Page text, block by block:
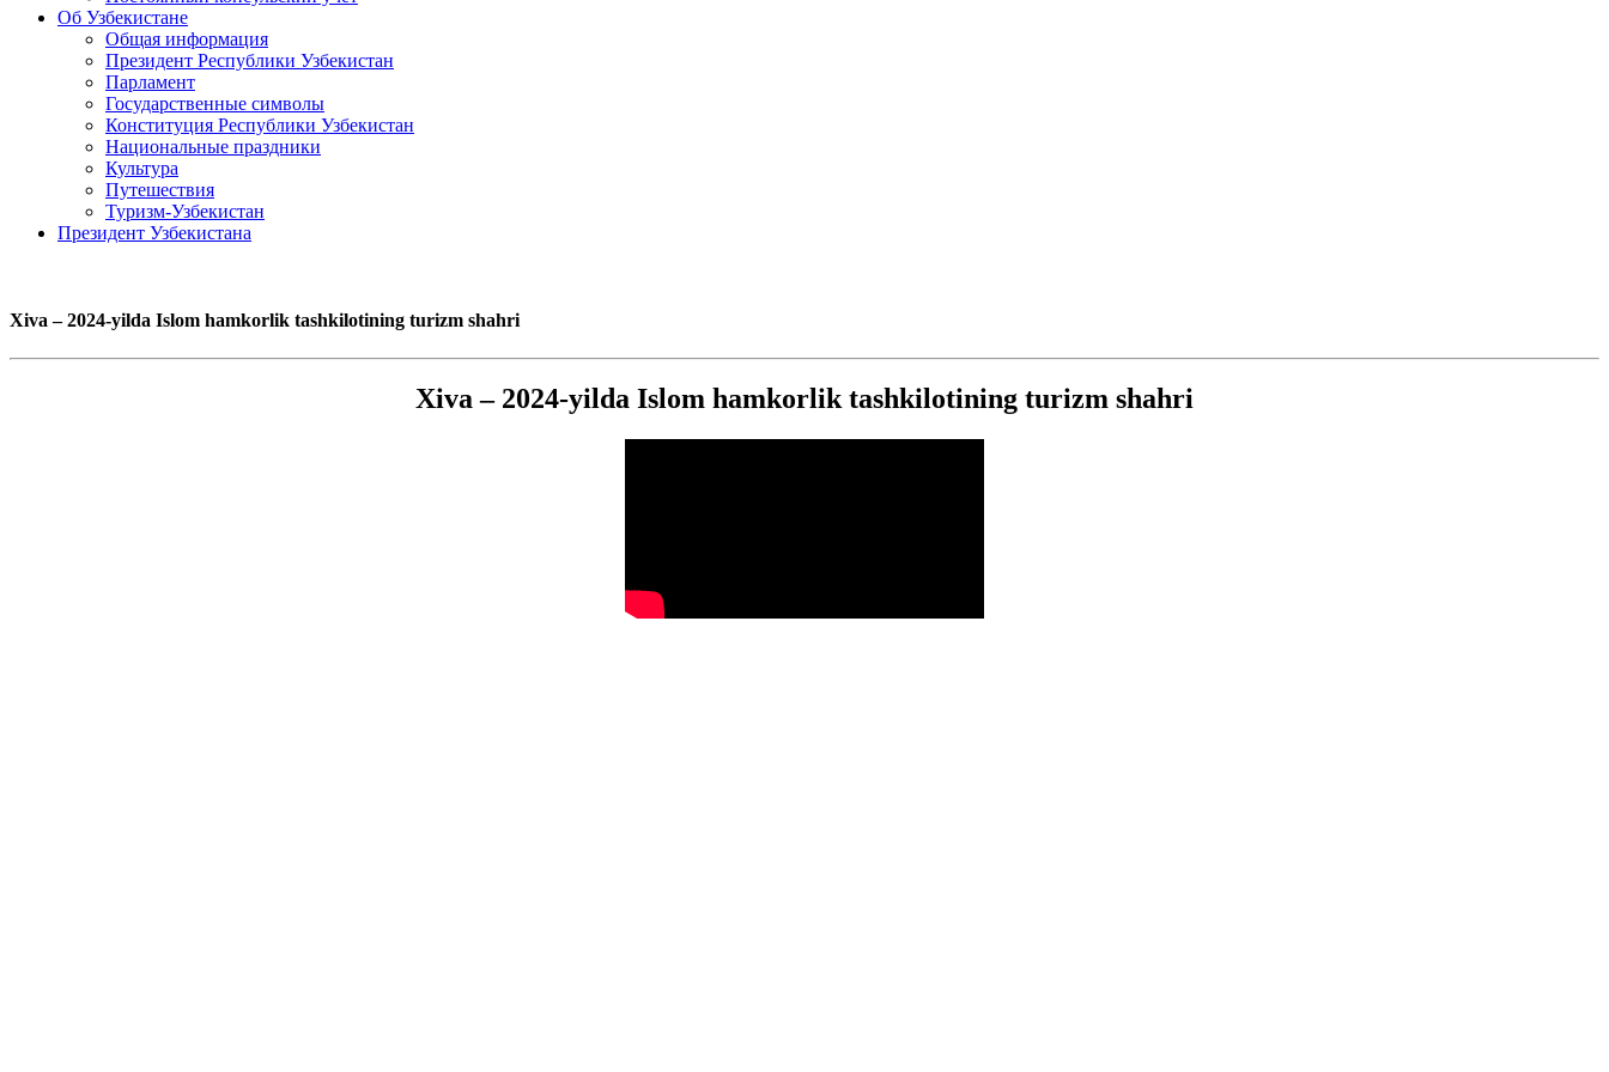
Об Узбекистане
Общая информация
Президент Республики Узбекистан
Парламент
Государственные символы
Конституция Республики Узбекистан
Национальные праздники
Культура
Путешествия
Туризм-Узбекистан
Президент Узбекистана
Xiva – 2024-yilda Islom hamkorlik tashkilotining turizm shahri
Xiva – 2024-yilda Islom hamkorlik tashkilotining turizm shahri